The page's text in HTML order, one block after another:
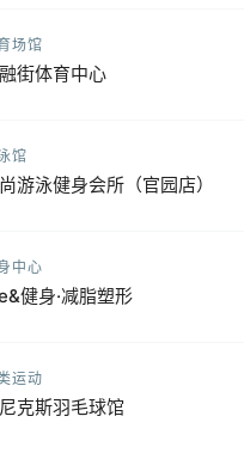
场馆
街体育中心
馆
游泳健身会所（官园店）
中心
健身·减脂塑形
运动
克斯羽毛球馆